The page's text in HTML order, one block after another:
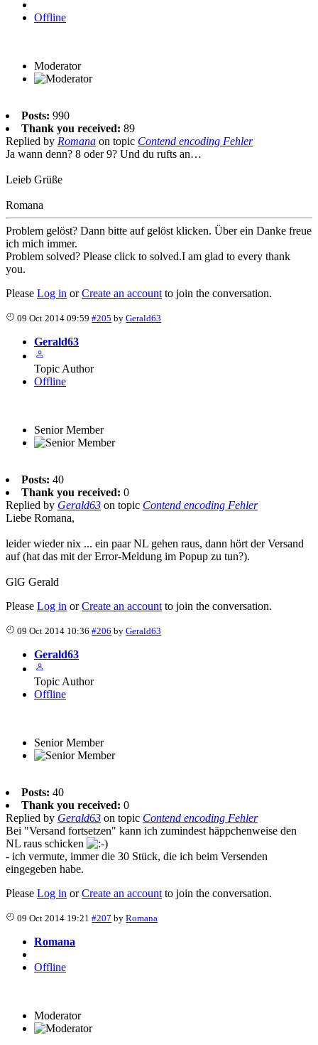
Offline
Moderator
Posts: 990
Thank you received: 89
Replied by Romana on topic Contend encoding Fehler
Ja wann denn? 8 oder 9? Und du rufts an…
Leieb Grüße
Romana
Problem gelöst? Dann bitte auf gelöst klicken. Über ein Danke freue
ich mich immer.
Problem solved? Please click to solved.I am glad to every thank
you.
Please Log in orCreate an account to join the conversation.
09 Oct 2014 09:59 #205 byGerald63
Gerald63
Topic Author
Offline
Senior Member
Posts: 40
Thank you received: 0
Replied by Gerald63 on topic Contend encoding Fehler
Liebe Romana,
leider wieder nix ... ein paar NL gehen raus, dann hört der Versand
auf (hat das mit der Error-Meldung im Popup zu tun?).
GlG Gerald
Please Log in orCreate an account to join the conversation.
09 Oct 2014 10:36 #206 byGerald63
Gerald63
Topic Author
Offline
Senior Member
Posts: 40
Thank you received: 0
Replied by Gerald63 on topic Contend encoding Fehler
Bei "Versand fortsetzen" kann ich zumindest häppchenweise den
NL raus schicken
- ich vermute, immer die 30 Stück, die ich beim Versenden
eingegeben habe.
Please Log in orCreate an account to join the conversation.
09 Oct 2014 19:21 #207 byRomana
Romana
Offline
Moderator